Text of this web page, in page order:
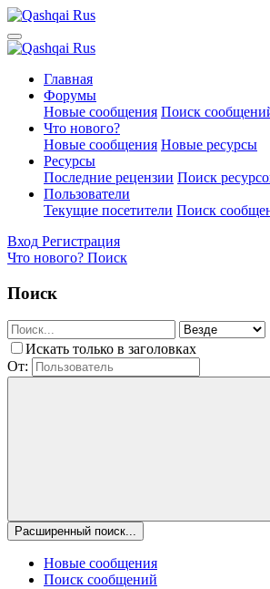
Главная
Форумы
Новые сообщения Поиск
Что нового?
Новые сообщения Новые ресурсы
Ресурсы
Последние рецензии Поиск
Пользователи
Текущие посетители Поиск
Вход Регистрация
Что нового? Поиск
Поиск
Искать только в заголовках
От:
Расширенный поиск...
Новые сообщения
Поиск сообщений